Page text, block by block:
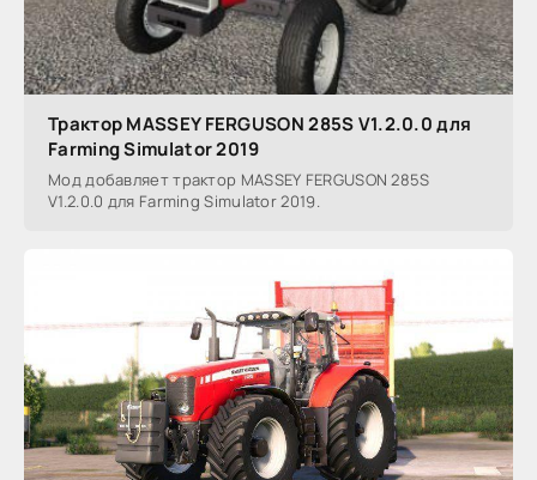
Трактор MASSEY FERGUSON 285S V1.2.0.0 для
Farming Simulator 2019
Мод добавляет трактор MASSEY FERGUSON 285S
V1.2.0.0 для Farming Simulator 2019.